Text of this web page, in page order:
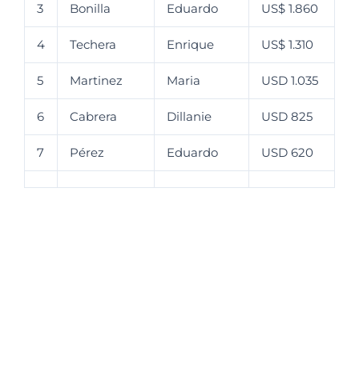
3 Bonilla Eduardo US$ 1.860
4 Techera Enrique US$ 1.310
5 Martinez Maria USD 1.035
6 Cabrera Dillanie USD 825
7 Pérez Eduardo USD 620